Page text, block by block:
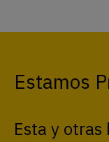
Estamos
Esta y